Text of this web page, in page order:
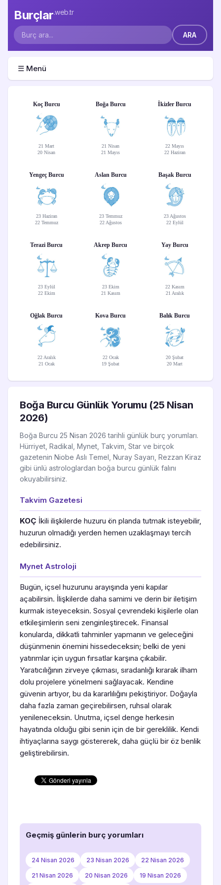
Burçlar.web.tr
☰ Menü
Koç Burcu
21 Mart
20 Nisan
Boğa Burcu
21 Nisan
21 Mayıs
İkizler Burcu
22 Mayıs
22 Haziran
Yengeç Burcu
23 Haziran
22 Temmuz
Aslan Burcu
23 Temmuz
22 Ağustos
Başak Burcu
23 Ağustos
22 Eylül
Terazi Burcu
23 Eylül
22 Ekim
Akrep Burcu
23 Ekim
21 Kasım
Yay Burcu
22 Kasım
21 Aralık
Oğlak Burcu
22 Aralık
21 Ocak
Kova Burcu
22 Ocak
19 Şubat
Balık Burcu
20 Şubat
20 Mart
Boğa Burcu Günlük Yorumu (25 Nisan
2026)
Boğa Burcu 25 Nisan 2026 tarihli günlük burç yorumları.
Hürriyet, Radikal, Mynet, Takvim, Star ve birçok
gazetenin Niobe Aslı Temel, Nuray Sayarı, Rezzan Kiraz
gibi ünlü astrologlardan boğa burcu günlük falını
okuyabilirsiniz.
Takvim Gazetesi
KOÇ İkili ilişkilerde huzuru ön planda tutmak isteyebilir,
huzurun olmadığı yerden hemen uzaklaşmayı tercih
edebilirsiniz.
Mynet Astroloji
Bugün, içsel huzurunu arayışında yeni kapılar
açabilirsin. İlişkilerde daha samimi ve derin bir iletişim
kurmak isteyeceksin. Sosyal çevrendeki kişilerle olan
etkileşimlerin seni zenginleştirecek. Finansal
konularda, dikkatli tahminler yapmanın ve geleceğini
düşünmenin önemini hissedeceksin; belki de yeni
yatırımlar için uygun fırsatlar karşına çıkabilir.
Yaratıcılığının zirveye çıkması, sıradanlığı kırarak ilham
dolu projelere yönelmeni sağlayacak. Kendine
güvenin artıyor, bu da kararlılığını pekiştiriyor. Doğayla
daha fazla zaman geçirebilirsen, ruhsal olarak
yenileneceksin. Unutma, içsel denge herkesin
hayatında olduğu gibi senin için de bir gereklilik. Kendi
ihtiyaçlarına saygı göstererek, daha güçlü bir öz benlik
geliştirebilirsin.
Geçmiş günlerin burç yorumları
24 Nisan 2026 23 Nisan 2026 22 Nisan 2026
21 Nisan 2026 20 Nisan 2026 19 Nisan 2026